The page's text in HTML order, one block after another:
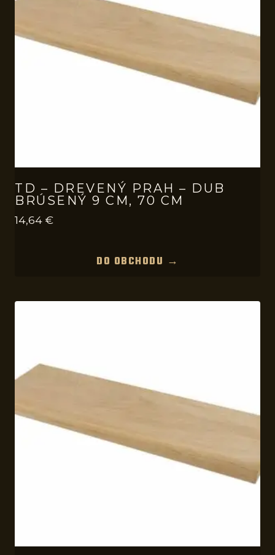
TD – DREVENÝ PRAH – DUB
BRÚSENÝ 9 CM, 70 CM
14,64 €
DO OBCHODU →